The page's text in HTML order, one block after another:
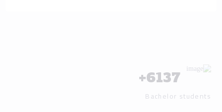
6137
+
Bachelor students